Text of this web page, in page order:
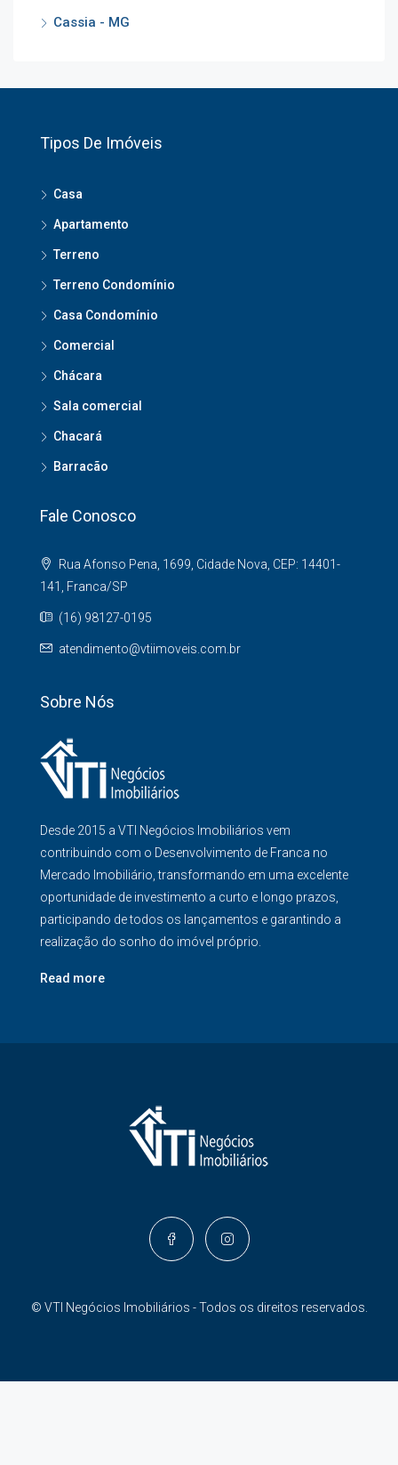
Cassia - MG
Tipos De Imóveis
Casa
Apartamento
Terreno
Terreno Condomínio
Casa Condomínio
Comercial
Chácara
Sala comercial
Chacará
Barracão
Fale Conosco
Rua Afonso Pena, 1699, Cidade Nova, CEP: 14401-
141, Franca/SP
(16) 98127-0195
atendimento@vtiimoveis.com.br
Sobre Nós
Desde 2015 a VTI Negócios Imobiliários vem
contribuindo com o Desenvolvimento de Franca no
Mercado Imobiliário, transformando em uma excelente
oportunidade de investimento a curto e longo prazos,
participando de todos os lançamentos e garantindo a
realização do sonho do imóvel próprio.
Read more
© VTI Negócios Imobiliários - Todos os direitos reservados.